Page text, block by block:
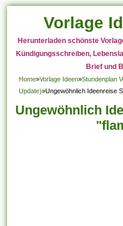
Vorlage
Herunterladen schönste
Kündigungsschreiben,
Brief und
Home»Vorlage Ideen»Stundenplan
Update)»Ungewöhnlich Ideenreise
Ungewöhnlich